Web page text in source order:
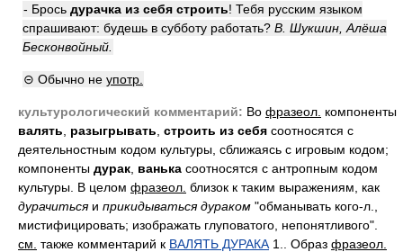
- Брось дурачка из себя строить! Тебя русским языком
спрашивают: будешь в субботу работать? В. Шукшин, Алёша
Бесконвойный.
⊝ Обычно не употр.
культурологический комментарий: Во фразеол. компоненты
валять
разыгрывать строить из себя соотносятся с
деятельностным кодом культуры, сближаясь с игровым кодом;
компоненты дурак ванька соотносятся с антропным кодом
культуры. В целом фразеол. близок к таким выражениям, как
дурачитьсяи прикидываться дураком "обманывать кого-л.,
мистифицировать; изображать глуповатого, непонятливого".
см. также комментарий к ВАЛЯТЬ ДУРАКА 1.. Образ фразеол.